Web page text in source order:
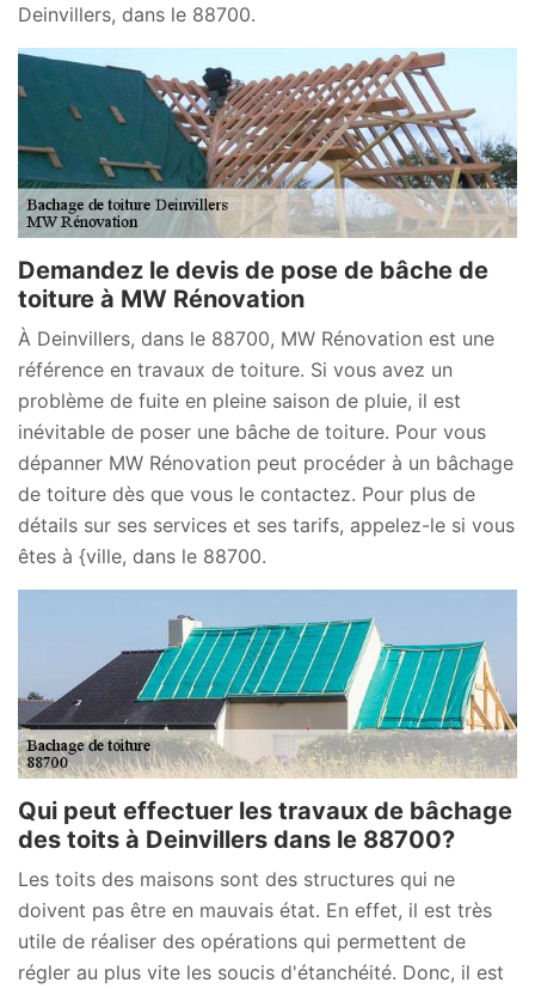
Deinvillers, dans le 88700.
Demandez le devis de pose de bâche de
toiture à MW Rénovation
À Deinvillers, dans le 88700, MW Rénovation est une
référence en travaux de toiture. Si vous avez un
problème de fuite en pleine saison de pluie, il est
inévitable de poser une bâche de toiture. Pour vous
dépanner MW Rénovation peut procéder à un bâchage
de toiture dès que vous le contactez. Pour plus de
détails sur ses services et ses tarifs, appelez-le si vous
êtes à {ville, dans le 88700.
Qui peut effectuer les travaux de bâchage
des toits à Deinvillers dans le 88700?
Les toits des maisons sont des structures qui ne
doivent pas être en mauvais état. En effet, il est très
utile de réaliser des opérations qui permettent de
régler au plus vite les soucis d'étanchéité. Donc, il est